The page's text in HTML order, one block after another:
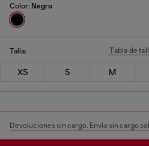
Color: Negro
Talla: Tabla de
XS S M
Devoluciones sin cargo. Envío sin cargo